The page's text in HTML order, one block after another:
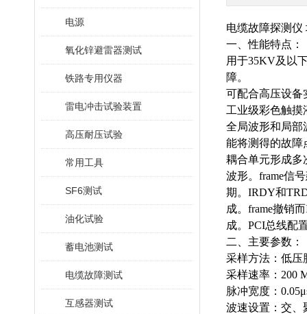
电源
氧化锌避雷器测试
铁路专用仪器
雷电冲击试验装置
高压耐压试验
常用工具
SF6测试
油化试验
蓄电池测试
电缆故障测试
互感器测试
电缆故障探测仪
一、性能特点：
用于35KV及以
障。
可配合高压设备
工业级彩色触
全局波形和局部
能将测得的故障
耦合单元形成多
波形。frame信
期。IRDY和
成。frame撤销
成。PCI总线配
二、主要参数：
采样方法：低压
采样速率： 200
脉冲宽度： 0.05μ
波速设置：交、